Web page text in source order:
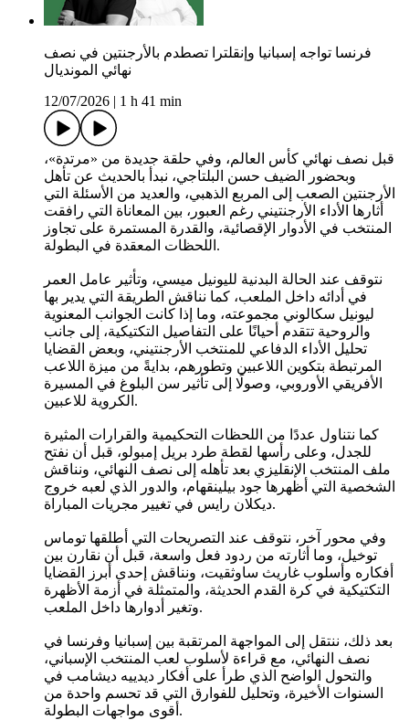
فرنسا تواجه إسبانيا وإنقلترا تصطدم بالأرجنتين في نصف
نهائي المونديال
12/07/2026
1 h 41 min
قبل نصف نهائي كأس العالم، وفي حلقة جديدة من «مرتدة»،
وبحضور الضيف حسن البلتاجي، نبدأ بالحديث عن تأهل
الأرجنتين الصعب إلى المربع الذهبي، والعديد من الأسئلة التي
أثارها الأداء الأرجنتيني رغم العبور، بين المعاناة التي رافقت
المنتخب في الأدوار الإقصائية، والقدرة المستمرة على تجاوز
اللحظات المعقدة في البطولة.
نتوقف عند الحالة البدنية لليونيل ميسي، وتأثير عامل العمر
في أدائه داخل الملعب، كما نناقش الطريقة التي يدير بها
ليونيل سكالوني مجموعته، وما إذا كانت الجوانب المعنوية
والروحية تتقدم أحيانًا على التفاصيل التكتيكية، إلى جانب
تحليل الأداء الدفاعي للمنتخب الأرجنتيني، وبعض القضايا
المرتبطة بتكوين اللاعبين وتطورهم، بدايةً من ميزة اللاعب
الأفريقي الأوروبي، وصولًا إلى تأثير سن البلوغ في المسيرة
الكروية للاعبين.
كما نتناول عددًا من اللحظات التحكيمية والقرارات المثيرة
للجدل، وعلى رأسها لقطة طرد بريل إمبولو، قبل أن نفتح
ملف المنتخب الإنقليزي بعد تأهله إلى نصف النهائي، ونناقش
الشخصية التي أظهرها جود بيلينقهام، والدور الذي لعبه خروج
ديكلان رايس في تغيير مجريات المباراة.
وفي محور آخر، نتوقف عند التصريحات التي أطلقها توماس
توخيل، وما أثارته من ردود فعل واسعة، قبل أن نقارن بين
أفكاره وأسلوب غاريث ساوثقيت، ونناقش إحدى أبرز القضايا
التكتيكية في كرة القدم الحديثة، والمتمثلة في أزمة الأظهرة
وتغير أدوارها داخل الملعب.
بعد ذلك، ننتقل إلى المواجهة المرتقبة بين إسبانيا وفرنسا في
نصف النهائي، مع قراءة لأسلوب لعب المنتخب الإسباني،
والتحول الواضح الذي طرأ على أفكار ديدييه ديشامب في
السنوات الأخيرة، وتحليل للفوارق التي قد تحسم واحدة من
أقوى مواجهات البطولة.